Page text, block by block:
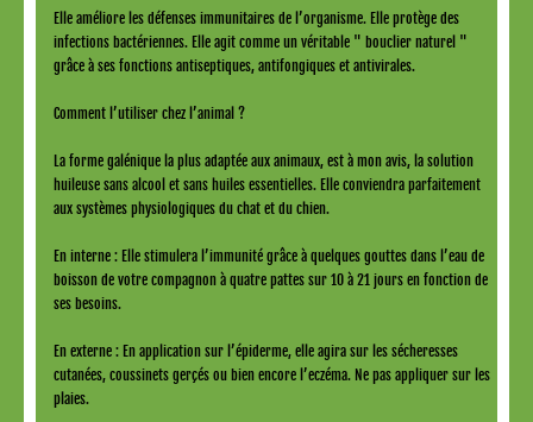
Elle améliore les défenses immunitaires de l’organisme. Elle protège des
infections bactériennes. Elle agit comme un véritable " bouclier naturel "
grâce à ses fonctions antiseptiques, antifongiques et antivirales.
Comment l’utiliser chez l’animal ?
La forme galénique la plus adaptée aux animaux, est à mon avis, la solution
huileuse sans alcool et sans huiles essentielles. Elle conviendra parfaitement
aux systèmes physiologiques du chat et du chien.
En interne : Elle stimulera l’immunité grâce à quelques gouttes dans l’eau de
boisson de votre compagnon à quatre pattes sur 10 à 21 jours en fonction de
ses besoins.
En externe : En application sur l’épiderme, elle agira sur les sécheresses
cutanées, coussinets gerçés ou bien encore l’eczéma. Ne pas appliquer sur les
plaies.